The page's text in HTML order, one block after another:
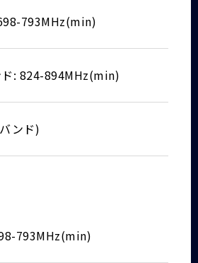
793MHz(min)
: 824-894MHz(min)
ンド)
793MHz(min)